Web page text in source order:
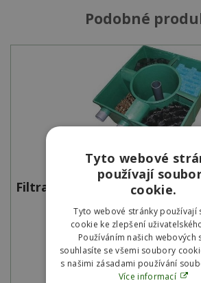
Podobné
Filtrace Tripond Center
Skladem
SKU:10310014
Tyto webové
používají
cookie.
Tyto webové stránky používají
cookie ke zlepšení
Používáním našich webových
souhlasíte se všemi soubory
s našimi zásadami používání
Více informací